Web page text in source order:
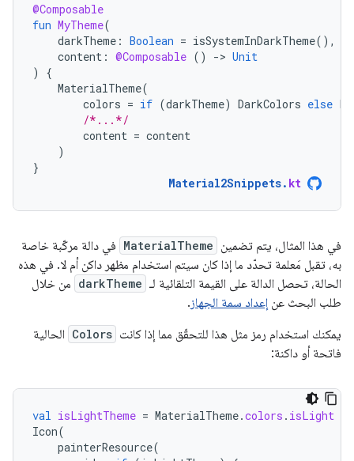
@Composable
fun MyTheme(
darkTheme : Boolean = isSystemInDarkTheme(),
content : @Composable () -> Unit
)
{
MaterialTheme(
colors = if (darkTheme) DarkColors else
/*...*/
content = content
)
}
Material2Snippets. kt
في هذا المثال، يتم تضمين MaterialTheme في دالة مركّبة خاصة
به، تقبل مَعلمة تحدّد ما إذا كان سيتم استخدام مظهر داكن أم لا. في هذه
الحالة، تحصل الدالة على القيمة التلقائية لـ darkTheme من خلال
طلب البحث عن إعداد سمة الجهاز.
يمكنك استخدام رمز مثل هذا للتحقّق مما إذا كانت Colors الحالية
فاتحة أو داكنة:
val isLightTheme = MaterialTheme.colors . isLight
Icon(
painterResource(